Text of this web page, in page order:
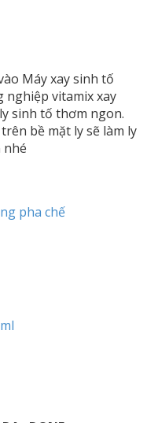
Máy xay sinh tố
nghiệp vitamix xay
sinh tố thơm ngon.
bề mặt ly sẽ làm ly
nhé
pha chế